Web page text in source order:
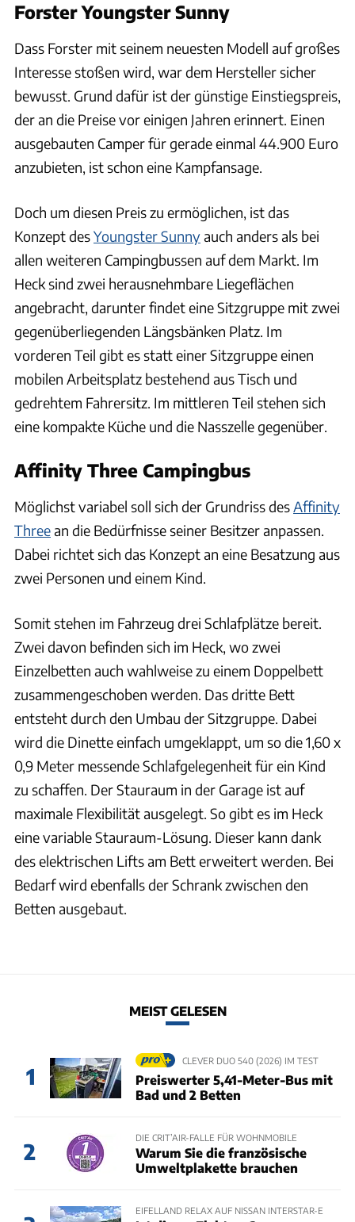
Forster Youngster Sunny
Dass Forster mit seinem neuesten Modell auf großes
Interesse stoßen wird, war dem Hersteller sicher
bewusst. Grund dafür ist der günstige Einstiegspreis,
der an die Preise vor einigen Jahren erinnert. Einen
ausgebauten Camper für gerade einmal 44.900 Euro
anzubieten, ist schon eine Kampfansage.
Doch um diesen Preis zu ermöglichen, ist das
Konzept desYoungster Sunnyauch anders als bei
allen weiteren Campingbussen auf dem Markt. Im
Heck sind zwei herausnehmbare Liegeflächen
angebracht, darunter findet eine Sitzgruppe mit zwei
gegenüberliegenden Längsbänken Platz. Im
vorderen Teil gibt es statt einer Sitzgruppe einen
mobilen Arbeitsplatz bestehend aus Tisch und
gedrehtem Fahrersitz. Im mittleren Teil stehen sich
eine kompakte Küche und die Nasszelle gegenüber.
Affinity Three Campingbus
Möglichst variabel soll sich der Grundriss desAffinity
Threean die Bedürfnisse seiner Besitzer anpassen.
Dabei richtet sich das Konzept an eine Besatzung aus
zwei Personen und einem Kind.
Somit stehen im Fahrzeug drei Schlafplätze bereit.
Zwei davon befinden sich im Heck, wo zwei
Einzelbetten auch wahlweise zu einem Doppelbett
zusammengeschoben werden. Das dritte Bett
entsteht durch den Umbau der Sitzgruppe. Dabei
wird die Dinette einfach umgeklappt, um so die 1,60 x
0,9 Meter messende Schlafgelegenheit für ein Kind
zu schaffen. Der Stauraum in der Garage ist auf
maximale Flexibilität ausgelegt. So gibt es im Heck
eine variable Stauraum-Lösung. Dieser kann dank
des elektrischen Lifts am Bett erweitert werden. Bei
Bedarf wird ebenfalls der Schrank zwischen den
Betten ausgebaut.
MEIST GELESEN
1
CLEVER DUO 540 (2026) IM TEST
Preiswerter 5,41-Meter-Bus mit
Bad und 2 Betten
2
DIE CRIT’AIR-FALLE FÜR WOHNMOBILE
Warum Sie die französische
Umweltplakette brauchen
EIFELLAND RELAX AUF NISSAN INTERSTAR-E